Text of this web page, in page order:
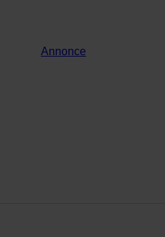
Annonce